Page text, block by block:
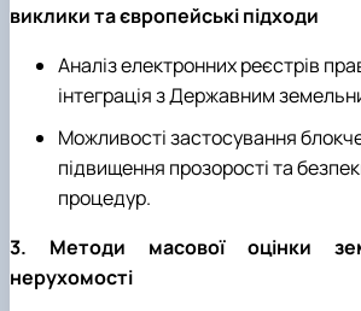
виклики та європейські підходи
Аналіз електронних реєстрів
інтеграція з Державним
Можливості застосування
підвищення прозорості та
процедур.
3. Методи масової оцінки
нерухомості